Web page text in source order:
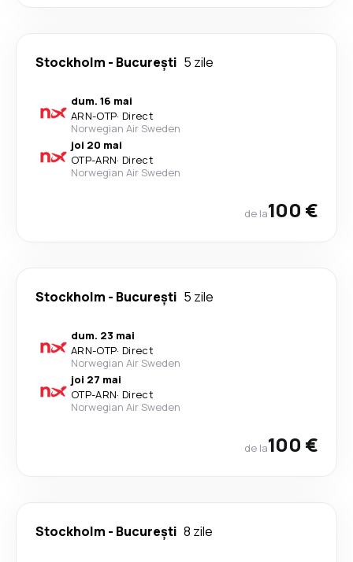
Stockholm - București 5 zile
dum. 16 mai
ARN-OTP· Direct
Norwegian Air Sweden
joi 20 mai
OTP-ARN· Direct
Norwegian Air Sweden
de la100 €
Stockholm - București 5 zile
dum. 23 mai
ARN-OTP· Direct
Norwegian Air Sweden
joi 27 mai
OTP-ARN· Direct
Norwegian Air Sweden
de la100 €
Stockholm - București 8 zile